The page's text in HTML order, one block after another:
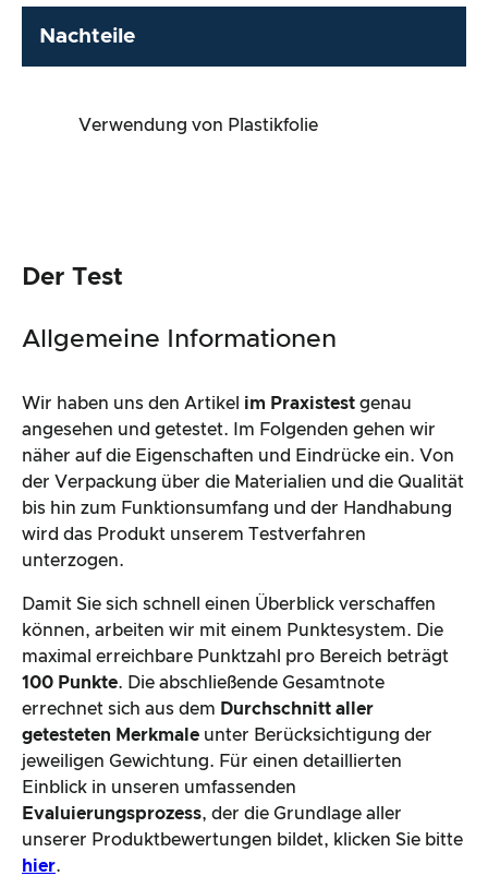
Nachteile
Verwendung von Plastikfolie
Der Test
Allgemeine Informationen
Wir haben uns den Artikel im Praxistest genau
angesehen und getestet. Im Folgenden gehen wir
näher auf die Eigenschaften und Eindrücke ein. Von
der Verpackung über die Materialien und die Qualität
bis hin zum Funktionsumfang und der Handhabung
wird das Produkt unserem Testverfahren
unterzogen.
Damit Sie sich schnell einen Überblick verschaffen
können, arbeiten wir mit einem Punktesystem. Die
maximal erreichbare Punktzahl pro Bereich beträgt
100 Punkte. Die abschließende Gesamtnote
errechnet sich aus dem Durchschnitt aller
getesteten Merkmale unter Berücksichtigung der
jeweiligen Gewichtung. Für einen detaillierten
Einblick in unseren umfassenden
Evaluierungsprozess, der die Grundlage aller
unserer Produktbewertungen bildet, klicken Sie bitte
hier.